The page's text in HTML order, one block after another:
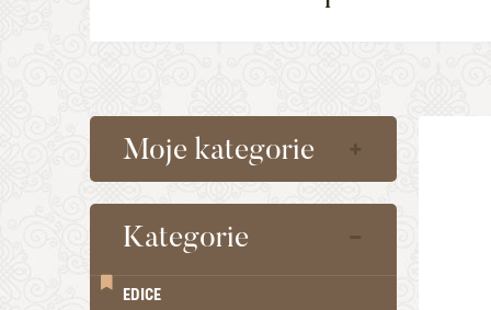
Moje kategorie
Kategorie
EDICE